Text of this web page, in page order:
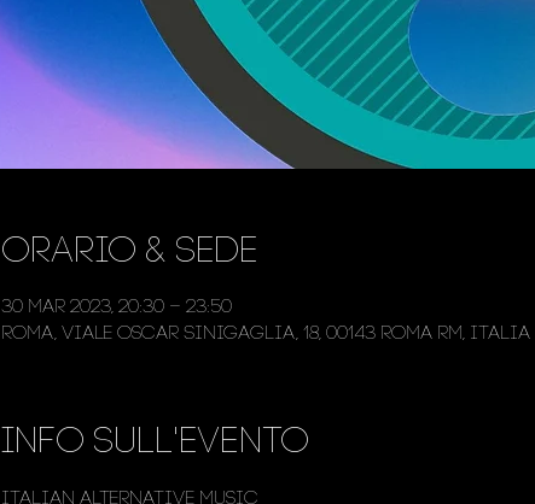
Orario & Sede
30 mar 2023, 20:30 – 23:50
Roma, Viale Oscar Sinigaglia, 18, 00143 Roma RM, Italia
Info sull'evento
Italian Alternative Music